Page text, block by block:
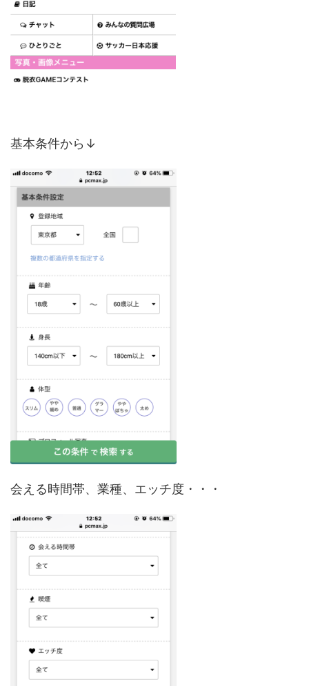
基本条件から↓
会える時間帯、業種、エッチ度・・・